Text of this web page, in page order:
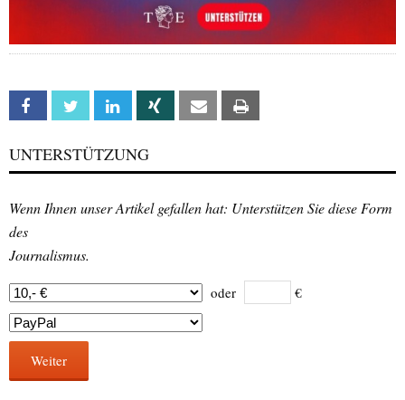
Facebook Twitter Linkedin Xing Email
UNTERSTÜTZUNG
Wenn Ihnen unser Artikel gefallen hat: Unterstützen Sie diese Form
des
Journalismus.
oder €
Weiter